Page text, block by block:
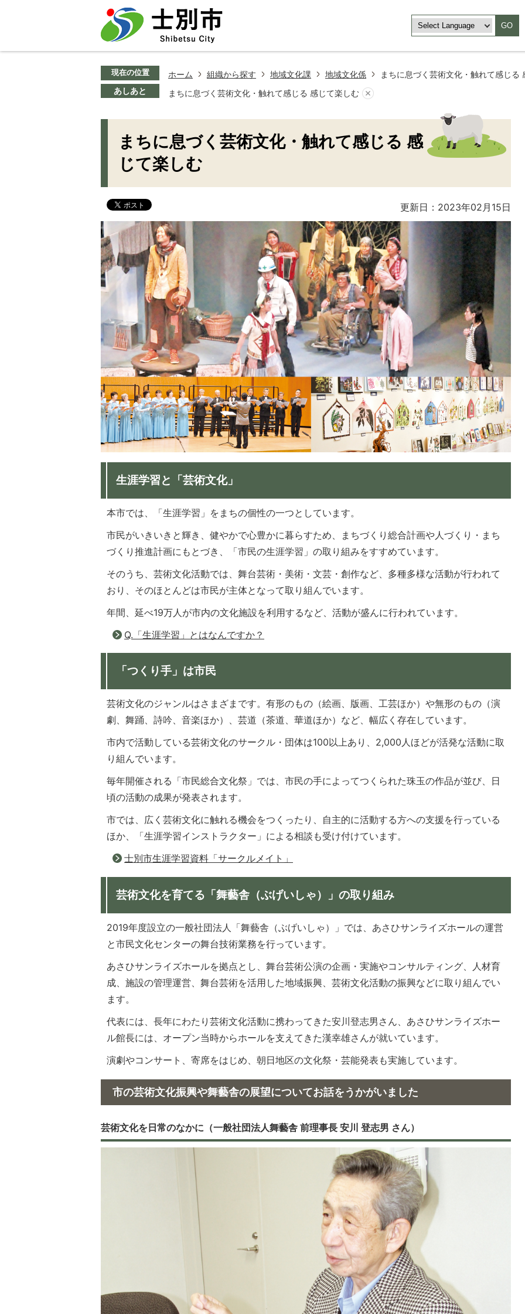
GO
現在の位置 ホーム 組織から探す 地域文化課 地域文化係 まちに息づく芸術文化・触れて感じる
あしあと まちに息づく芸術文化・触れて感じる 感じて楽しむ
まちに息づく芸術文化・触れて感じる 感
じて楽しむ
更新日：2023年02月15日
生涯学習と「芸術文化」
本市では、「生涯学習」をまちの個性の一つとしています。
市民がいきいきと輝き、健やかで心豊かに暮らすため、まちづくり総合計画や人づくり・まち
づくり推進計画にもとづき、「市民の生涯学習」の取り組みをすすめています。
そのうち、芸術文化活動では、舞台芸術・美術・文芸・創作など、多種多様な活動が行われて
おり、そのほとんどは市民が主体となって取り組んでいます。
年間、延べ19万人が市内の文化施設を利用するなど、活動が盛んに行われています。
Q.「生涯学習」とはなんですか？
「つくり手」は市民
芸術文化のジャンルはさまざまです。有形のもの（絵画、版画、工芸ほか）や無形のもの（演
劇、舞踊、詩吟、音楽ほか）、芸道（茶道、華道ほか）など、幅広く存在しています。
市内で活動している芸術文化のサークル・団体は100以上あり、2,000人ほどが活発な活動に取
り組んでいます。
毎年開催される「市民総合文化祭」では、市民の手によってつくられた珠玉の作品が並び、日
頃の活動の成果が発表されます。
市では、広く芸術文化に触れる機会をつくったり、自主的に活動する方への支援を行っている
ほか、「生涯学習インストラクター」による相談も受け付けています。
士別市生涯学習資料「サークルメイト」
芸術文化を育てる「舞藝舎（ぶげいしゃ）」の取り組み
2019年度設立の一般社団法人「舞藝舎（ぶげいしゃ）」では、あさひサンライズホールの運営
と市民文化センターの舞台技術業務を行っています。
あさひサンライズホールを拠点とし、舞台芸術公演の企画・実施やコンサルティング、人材育
成、施設の管理運営、舞台芸術を活用した地域振興、芸術文化活動の振興などに取り組んでい
ます。
代表には、長年にわたり芸術文化活動に携わってきた安川登志男さん、あさひサンライズホー
ル館長には、オープン当時からホールを支えてきた漢幸雄さんが就いています。
演劇やコンサート、寄席をはじめ、朝日地区の文化祭・芸能発表も実施しています。
市の芸術文化振興や舞藝舎の展望についてお話をうかがいました
芸術文化を日常のなかに（一般社団法人舞藝舎 前理事長 安川 登志男 さん）